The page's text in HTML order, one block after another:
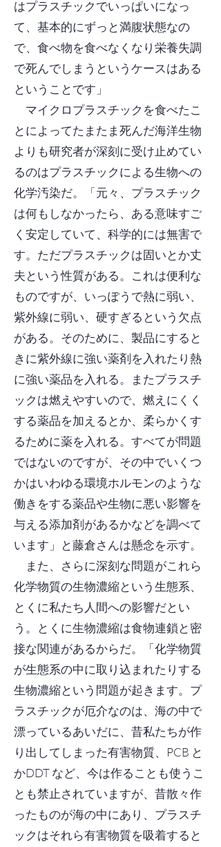
はプラスチックでいっぱいになっ
て、基本的にずっと満腹状態なの
で、食べ物を食べなくなり栄養失調
で死んでしまうというケースはある
ということです」
マイクロプラスチックを食べたこ
とによってたまたま死んだ海洋生物
よりも研究者が深刻に受け止めてい
るのはプラスチックによる生物への
化学汚染だ。「元々、プラスチック
は何もしなかったら、ある意味すご
く安定していて、科学的には無害で
す。ただプラスチックは固いとか丈
夫という性質がある。これは便利な
ものですが、いっぽうで熱に弱い、
紫外線に弱い、硬すぎるという欠点
がある。そのために、製品にすると
きに紫外線に強い薬剤を入れたり熱
に強い薬品を入れる。またプラスチ
ックは燃えやすいので、燃えにくく
する薬品を加えるとか、柔らかくす
るために薬を入れる。すべてが問題
ではないのですが、その中でいくつ
かはいわゆる環境ホルモンのような
働きをする薬品や生物に悪い影響を
与える添加剤があるかなどを調べて
います」と藤倉さんは懸念を示す。
また、さらに深刻な問題がこれら
化学物質の生物濃縮という生態系、
とくに私たち人間への影響だとい
う。とくに生物濃縮は食物連鎖と密
接な関連があるからだ。「化学物質
が生態系の中に取り込まれたりする
生物濃縮という問題が起きます。プ
ラスチックが厄介なのは、海の中で
漂っているあいだに、昔私たちが作
り出してしまった有害物質、PCB と
かDDT など、今は作ることも使うこ
とも禁止されていますが、昔散々作
ったものが海の中にあり、プラスチ
ックはそれら有害物質を吸着すると